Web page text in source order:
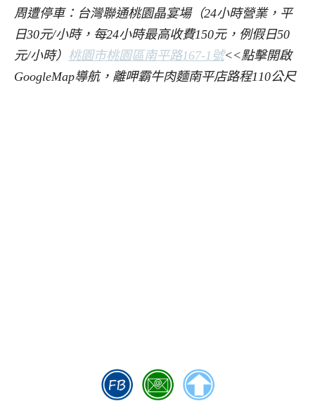
周遭停車：台灣聯通桃園晶宴場（24小時營業，平
日30元/小時，每24小時最高收費150元，例假日50
元/小時） 桃園市桃園區南平路167-1號<<點擊開啟
GoogleMap導航，離呷霸牛肉麵南平店路程110公尺